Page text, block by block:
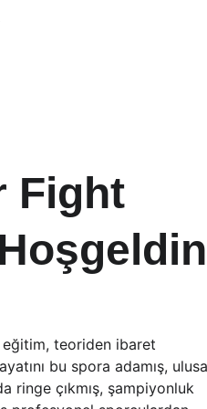
Fight
eğitim, teoriden ibaret
bu spora adamış,
ringe çıkmış, şampiyonluk